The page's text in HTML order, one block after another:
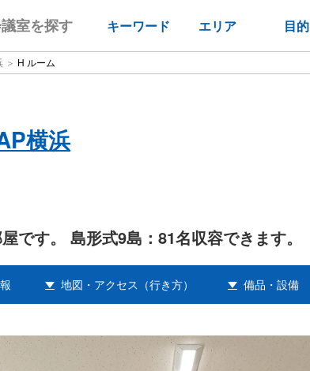
室を探す キーワード エリア 目的
H ルーム
横浜
です。 島形式9島：81名収容できます。
地図・アクセス（行き方） 備品・設備